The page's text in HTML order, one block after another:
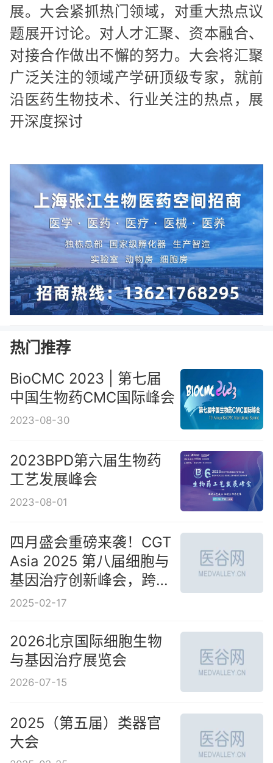
展。大会紧抓热门领域，对重大热点议
题展开讨论。对人才汇聚、资本融合、
对接合作做出不懈的努力。大会将汇聚
广泛关注的领域产学研顶级专家，就前
沿医药生物技术、行业关注的热点，展
开深度探讨
热门推荐
BioCMC 2023 | 第七届
中国生物药CMC国际峰会
2023-08-30
2023BPD第六届生物药
工艺发展峰会
2023-08-01
四月盛会重磅来袭！CGT
Asia 2025 第八届细胞与
基因治疗创新峰会，跨越
山海，共赴行业拐点！
2025-02-17
2026北京国际细胞生物
与基因治疗展览会
2026-07-15
2025（第五届）类器官
大会